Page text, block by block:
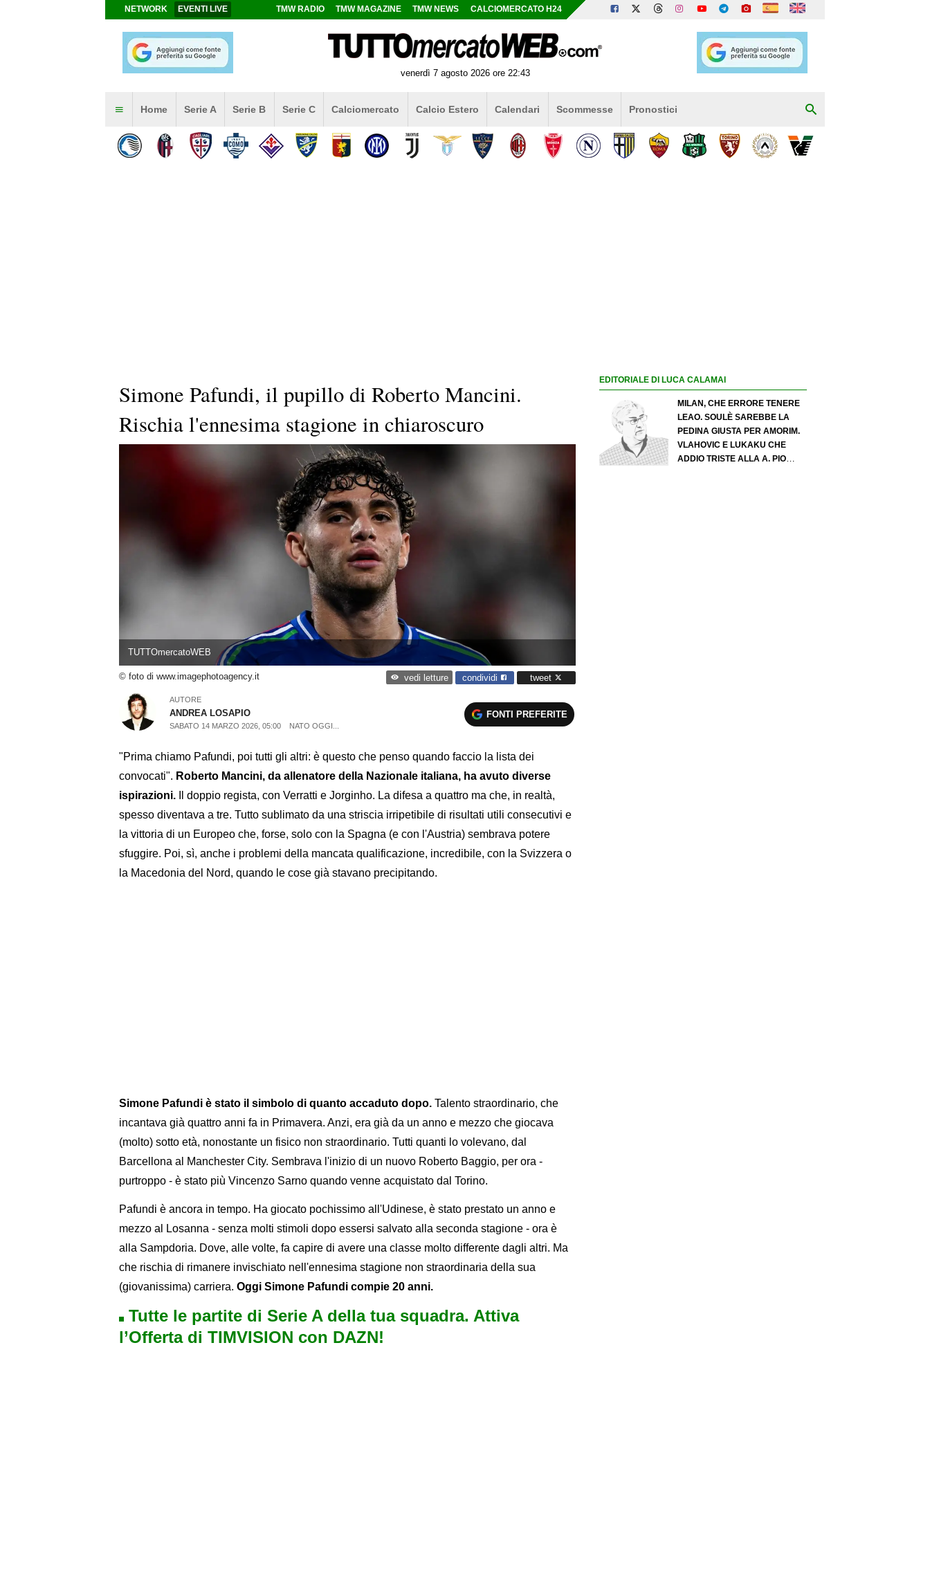
NETWORK EVENTI LIVE TMW RADIO TMW MAGAZINE TMW NEWS CALCIOMERCATO H24
venerdì 7 agosto 2026 ore 22:43
Home Serie A Serie B Serie C Calciomercato Calcio Estero Calendari Scommesse Pronostici
Simone Pafundi, il pupillo di Roberto Mancini.
Rischia l'ennesima stagione in chiaroscuro
TUTTOmercatoWEB
© foto di www.imagephotoagency.it vedi letture condividi tweet
AUTORE
ANDREA LOSAPIO
SABATO 14 MARZO 2026, 05:00 NATO OGGI...
FONTI PREFERITE
"Prima chiamo Pafundi, poi tutti gli altri: è questo che penso quando faccio la lista dei
convocati". Roberto Mancini, da allenatore della Nazionale italiana, ha avuto diverse
ispirazioni. Il doppio regista, con Verratti e Jorginho. La difesa a quattro ma che, in realtà,
spesso diventava a tre. Tutto sublimato da una striscia irripetibile di risultati utili consecutivi e
la vittoria di un Europeo che, forse, solo con la Spagna (e con l'Austria) sembrava potere
sfuggire. Poi, sì, anche i problemi della mancata qualificazione, incredibile, con la Svizzera o
la Macedonia del Nord, quando le cose già stavano precipitando.
Simone Pafundi è stato il simbolo di quanto accaduto dopo. Talento straordinario, che
incantava già quattro anni fa in Primavera. Anzi, era già da un anno e mezzo che giocava
(molto) sotto età, nonostante un fisico non straordinario. Tutti quanti lo volevano, dal
Barcellona al Manchester City. Sembrava l'inizio di un nuovo Roberto Baggio, per ora -
purtroppo - è stato più Vincenzo Sarno quando venne acquistato dal Torino.
Pafundi è ancora in tempo. Ha giocato pochissimo all'Udinese, è stato prestato un anno e
mezzo al Losanna - senza molti stimoli dopo essersi salvato alla seconda stagione - ora è
alla Sampdoria. Dove, alle volte, fa capire di avere una classe molto differente dagli altri. Ma
che rischia di rimanere invischiato nell'ennesima stagione non straordinaria della sua
(giovanissima) carriera. Oggi Simone Pafundi compie 20 anni.
Tutte le partite di Serie A della tua squadra. Attiva
l’Offerta di TIMVISION con DAZN!
EDITORIALE DI LUCA CALAMAI
MILAN, CHE ERRORE TENERE
LEAO. SOULÈ SAREBBE LA
PEDINA GIUSTA PER AMORIM.
VLAHOVIC E LUKAKU CHE
ADDIO TRISTE ALLA A. PIO